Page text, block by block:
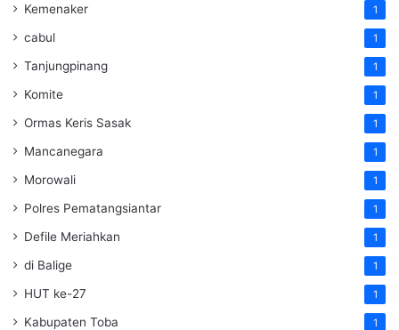
Kemenaker 1
cabul 1
Tanjungpinang 1
Komite 1
Ormas Keris Sasak 1
Mancanegara 1
Morowali 1
Polres Pematangsiantar 1
Defile Meriahkan 1
di Balige 1
HUT ke-27 1
Kabupaten Toba 1